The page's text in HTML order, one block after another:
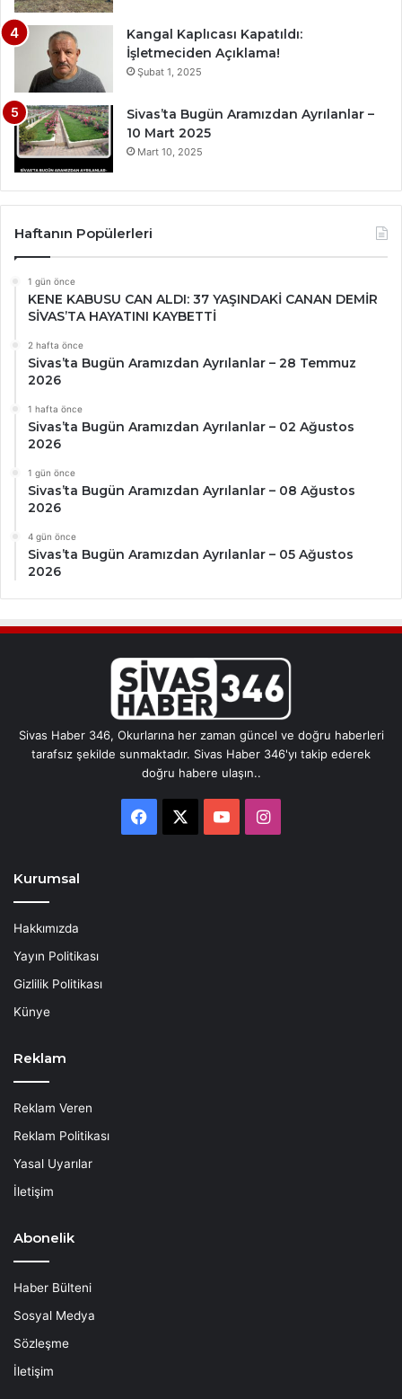
Kangal Kaplıcası Kapatıldı:
İşletmeciden Açıklama!
Şubat 1, 2025
Sivas’ta Bugün Aramızdan Ayrılanlar –
10 Mart 2025
Mart 10, 2025
Haftanın Popülerleri
1 gün önce
KENE KABUSU CAN ALDI: 37 YAŞINDAKİ CANAN DEMİR
SİVAS’TA HAYATINI KAYBETTİ
2 hafta önce
Sivas’ta Bugün Aramızdan Ayrılanlar – 28 Temmuz
2026
1 hafta önce
Sivas’ta Bugün Aramızdan Ayrılanlar – 02 Ağustos
2026
1 gün önce
Sivas’ta Bugün Aramızdan Ayrılanlar – 08 Ağustos
2026
4 gün önce
Sivas’ta Bugün Aramızdan Ayrılanlar – 05 Ağustos
2026
Sivas Haber 346, Okurlarına her zaman güncel ve doğru haberleri
tarafsız şekilde sunmaktadır. Sivas Haber 346'yı takip ederek
doğru habere ulaşın..
Facebook YouTubeInstagram
Kurumsal
Hakkımızda
Yayın Politikası
Gizlilik Politikası
Künye
Reklam
Reklam Veren
Reklam Politikası
Yasal Uyarılar
İletişim
Abonelik
Haber Bülteni
Sosyal Medya
Sözleşme
İletişim